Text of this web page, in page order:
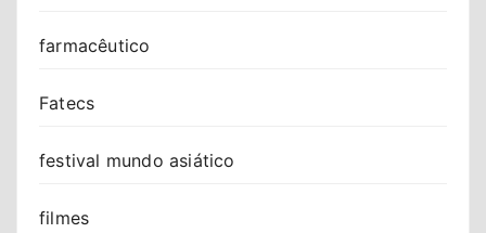
farmacêutico
Fatecs
festival mundo asiático
filmes